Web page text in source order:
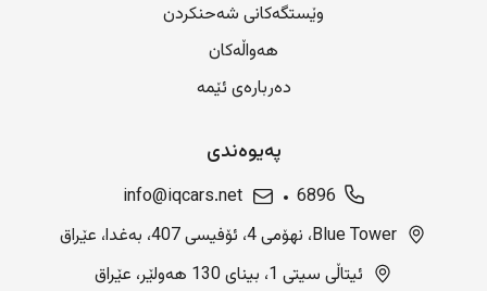
وێستگەکانی شەحنکردن
هەواڵەکان
دەربارەی ئێمە
پەیوەندی
6896
info@iqcars.net
Blue Tower، نهۆمی 4، ئۆفیسی 407، بەغدا، عێراق
ئیتاڵی سیتی 1، بینای 130 هەولێر، عێراق